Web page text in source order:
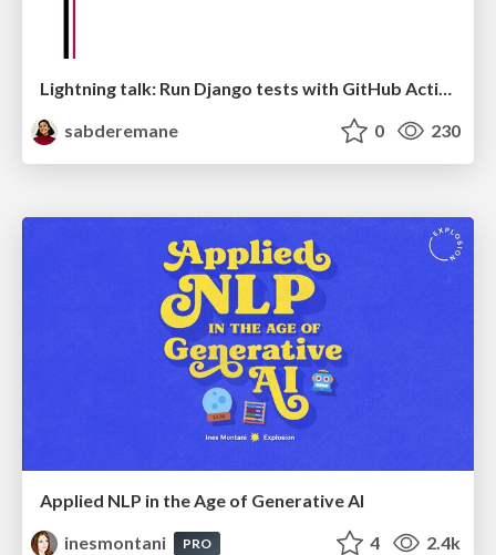
sabderemane
0 230
Applied NLP in the Age of Generative AI
inesmontani
PRO 4 2.4k